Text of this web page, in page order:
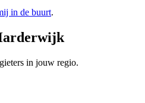
in de buurt.
in jouw regio.